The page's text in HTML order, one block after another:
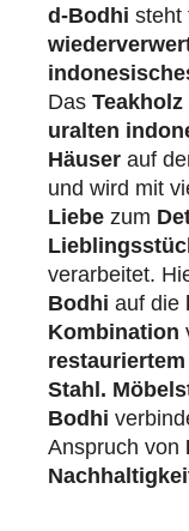
d-Bodhi steht
Das Teakholz
uralten
Häuser auf
und wird mit
Liebe zum
verarbeitet.
Bodhi auf die
Kombination
Stahl.
Bodhi
Anspruch von